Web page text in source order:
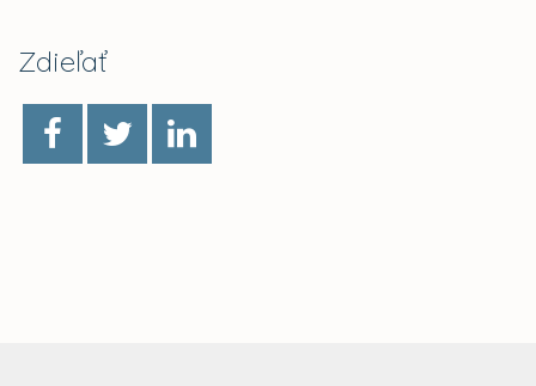
Zdieľať